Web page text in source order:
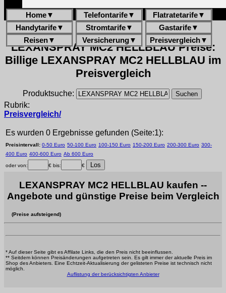
Home▼ Telefontarife▼ Flatratetarife▼
Handytarife▼ Stromtarife▼ Gastarife▼
Reisen▼ Versicherung▼ Preisvergleich▼
LEXANSPRAY MC2 HELLBLAU Preise:
Billige LEXANSPRAY MC2 HELLBLAU im
Preisvergleich
Produktsuche:
Rubrik:
Preisvergleich/
Es wurden 0 Ergebnisse gefunden (Seite:1):
Preisintervall: 0-50 Euro 50-100 Euro 100-150 Euro 150-200 Euro 200-300 Euro 300-
400 Euro 400-600 Euro Ab 600 Euro
oder von: € bis: €
LEXANSPRAY MC2 HELLBLAU kaufen --
Angebote und günstige Preise beim Vergleich
(Preise aufsteigend)
* Auf dieser Seite gibt es Affilate Links, die den Preis nicht beeinflussen.
** Seitdem können Preisänderungen aufgetreten sein. Es gilt immer der aktuelle Preis im
Shop des Anbieters. Eine Echtzeit-Aktualisierung der gelisteten Preise ist technisch nicht
möglich.
Auflistung der berücksichtigten Anbieter